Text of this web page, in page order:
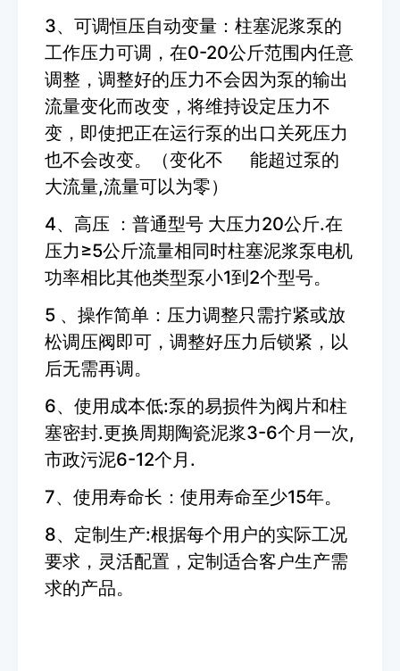
3、可调恒压自动变量：柱塞泥浆泵的
工作压力可调，在0-20公斤范围内任意
调整，调整好的压力不会因为泵的输出
流量变化而改变，将维持设定压力不
变，即使把正在运行泵的出口关死压力
也不会改变。（变化不 能超过泵的
大流量,流量可以为零）
4、高压 ：普通型号 大压力20公斤.在
压力≥5公斤流量相同时柱塞泥浆泵电机
功率相比其他类型泵小1到2个型号。
5 、操作简单：压力调整只需拧紧或放
松调压阀即可，调整好压力后锁紧，以
后无需再调。
6、使用成本低:泵的易损件为阀片和柱
塞密封.更换周期陶瓷泥浆3-6个月一次,
市政污泥6-12个月.
7、使用寿命长：使用寿命至少15年。
8、定制生产:根据每个用户的实际工况
要求，灵活配置，定制适合客户生产需
求的产品。